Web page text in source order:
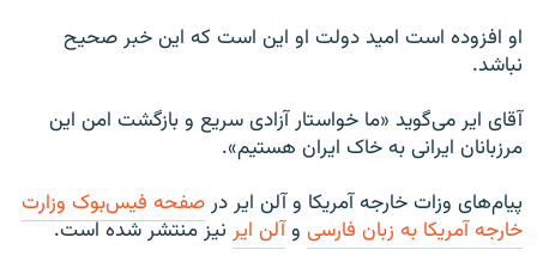
او افزوده است امید دولت او این است که این خبر صحیح
نباشد.
آقای ایر می‌گوید «ما خواستار آزادی سریع و بازگشت امن این
مرزبانان ایرانی به خاک ایران هستیم».
پیام‌های وزات خارجه آمریکا و آلن ایر در صفحه فیس‌بوک وزارت
خارجه آمریکا به زبان فارسی وآلن ایر نیز منتشر شده است.